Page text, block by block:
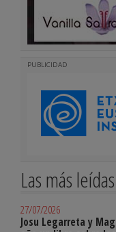
PUBLICIDAD
Las más leídas
27/07/2026
Josu Legarreta y